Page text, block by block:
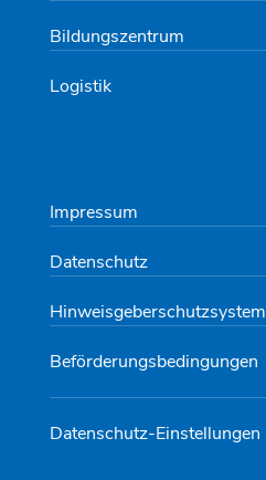
Bildungszentrum
Logistik
Impressum
Datenschutz
Hinweisgeberschutzsystem
Beförderungsbedingungen
Datenschutz-Einstellungen